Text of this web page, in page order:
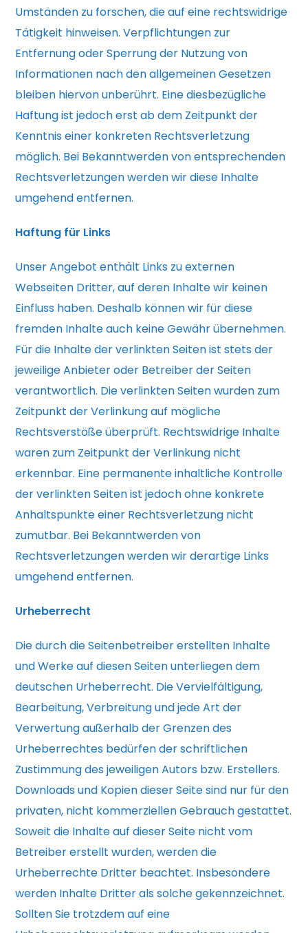
Umständen zu forschen, die auf eine rechtswidrige
Tätigkeit hinweisen. Verpflichtungen zur
Entfernung oder Sperrung der Nutzung von
Informationen nach den allgemeinen Gesetzen
bleiben hiervon unberührt. Eine diesbezügliche
Haftung ist jedoch erst ab dem Zeitpunkt der
Kenntnis einer konkreten Rechtsverletzung
möglich. Bei Bekanntwerden von entsprechenden
Rechtsverletzungen werden wir diese Inhalte
umgehend entfernen.
Haftung für Links
Unser Angebot enthält Links zu externen
Webseiten Dritter, auf deren Inhalte wir keinen
Einfluss haben. Deshalb können wir für diese
fremden Inhalte auch keine Gewähr übernehmen.
Für die Inhalte der verlinkten Seiten ist stets der
jeweilige Anbieter oder Betreiber der Seiten
verantwortlich. Die verlinkten Seiten wurden zum
Zeitpunkt der Verlinkung auf mögliche
Rechtsverstöße überprüft. Rechtswidrige Inhalte
waren zum Zeitpunkt der Verlinkung nicht
erkennbar. Eine permanente inhaltliche Kontrolle
der verlinkten Seiten ist jedoch ohne konkrete
Anhaltspunkte einer Rechtsverletzung nicht
zumutbar. Bei Bekanntwerden von
Rechtsverletzungen werden wir derartige Links
umgehend entfernen.
Urheberrecht
Die durch die Seitenbetreiber erstellten Inhalte
und Werke auf diesen Seiten unterliegen dem
deutschen Urheberrecht. Die Vervielfältigung,
Bearbeitung, Verbreitung und jede Art der
Verwertung außerhalb der Grenzen des
Urheberrechtes bedürfen der schriftlichen
Zustimmung des jeweiligen Autors bzw. Erstellers.
Downloads und Kopien dieser Seite sind nur für den
privaten, nicht kommerziellen Gebrauch gestattet.
Soweit die Inhalte auf dieser Seite nicht vom
Betreiber erstellt wurden, werden die
Urheberrechte Dritter beachtet. Insbesondere
werden Inhalte Dritter als solche gekennzeichnet.
Sollten Sie trotzdem auf eine